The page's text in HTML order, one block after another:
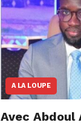
A LA LOUPE
Avec Abdoul